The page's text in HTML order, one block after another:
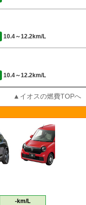
10.4～12.2km/L
10.4～12.2km/L
▲イオスの燃費TOPへ
-km/L